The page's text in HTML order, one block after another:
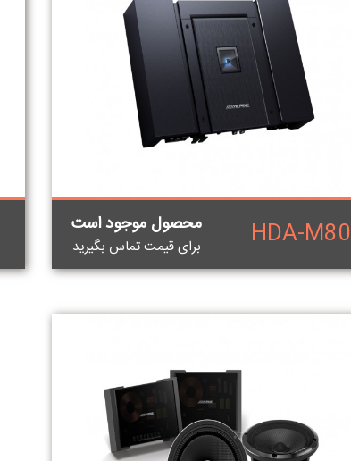
HDA-M80 محصول موجود است
برای قيمت تماس بگيريد